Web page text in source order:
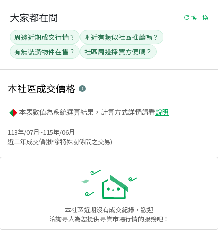
大家都在問 換一換
周邊近期成交行情？
附近有類似社區推薦嗎？
有無裝潢物件在售？
社區周邊採買方便嗎？
本社區成交價格
本表數值為系統運算結果，計算方式詳情請看說明
113年/07月~115年/06月
近二年成交價(排除特殊關係間之交易)
本社區近期沒有成交紀錄，歡迎
洽詢專人為您提供專業市場行情的服務吧！